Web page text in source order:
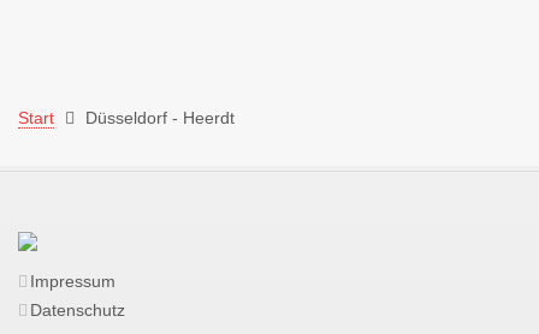
Start Düsseldorf - Heerdt
Impressum
Datenschutz